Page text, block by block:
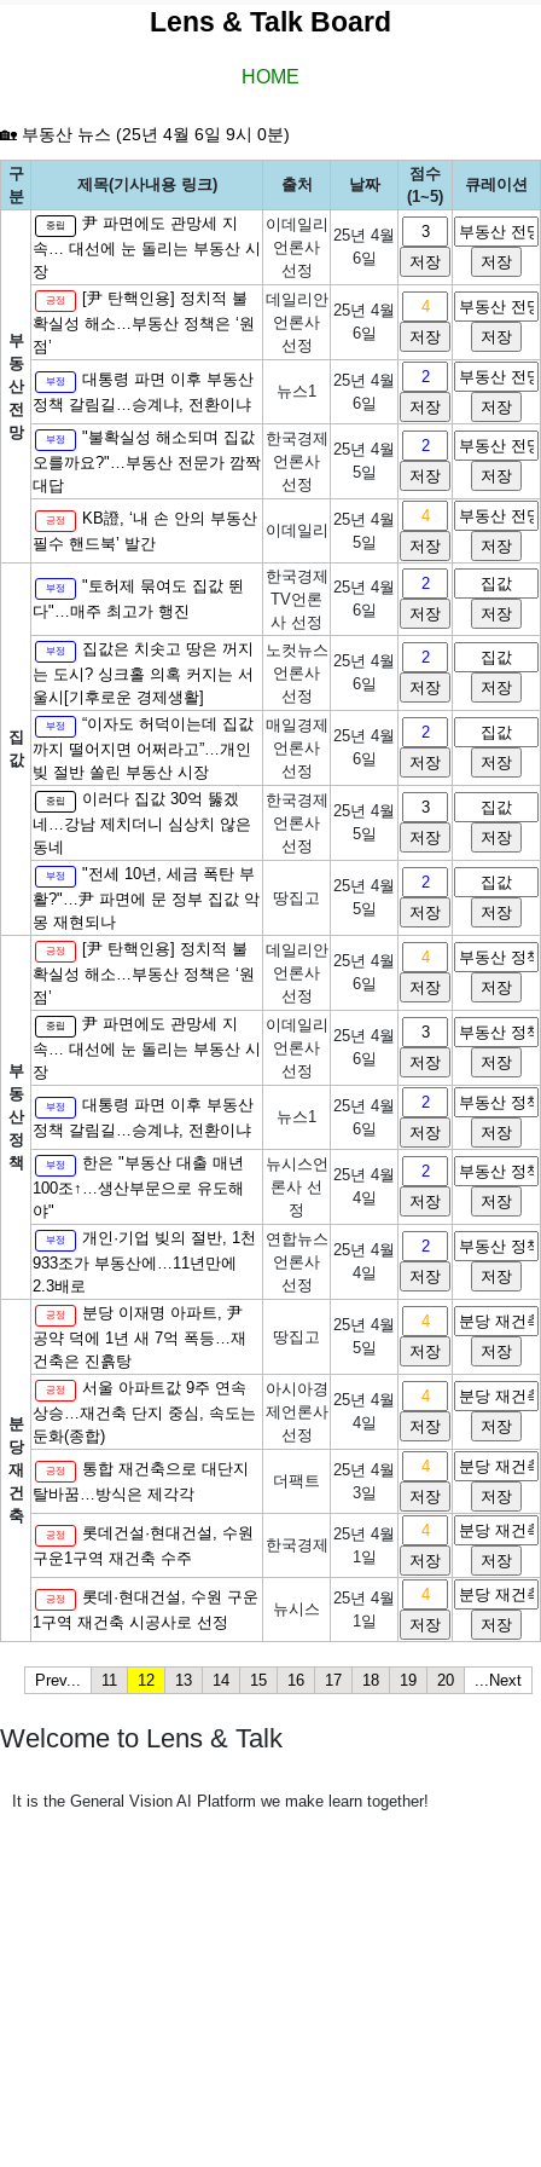
Lens & Talk Board
HOME
🏡 부동산 뉴스 (25년 4월 6일 9시 0분)
구
분
제목(기사내용 링크) 출처 날짜
점수
(1~5)
큐레이션
부
동
산
전
망
중립
尹 파면에도 관망세 지
속… 대선에 눈 돌리는 부동산 시
장
이데일리
언론사
선정
25년 4월
6일
긍정
[尹 탄핵인용] 정치적 불
확실성 해소…부동산 정책은 ‘원
점’
데일리안
언론사
선정
25년 4월
6일
부정
대통령 파면 이후 부동산
정책 갈림길…승계냐, 전환이냐
뉴스1
25년 4월
6일
부정
"불확실성 해소되며 집값
오를까요?"…부동산 전문가 깜짝
대답
한국경제
언론사
선정
25년 4월
5일
긍정
KB證, ‘내 손 안의 부동산
필수 핸드북’ 발간
이데일리
25년 4월
5일
집
값
부정
"토허제 묶여도 집값 뛴
다"…매주 최고가 행진
한국경제
TV언론
사 선정
25년 4월
6일
부정
집값은 치솟고 땅은 꺼지
는 도시? 싱크홀 의혹 커지는 서
울시[기후로운 경제생활]
노컷뉴스
언론사
선정
25년 4월
6일
부정
“이자도 허덕이는데 집값
까지 떨어지면 어쩌라고”…개인
빚 절반 쏠린 부동산 시장
매일경제
언론사
선정
25년 4월
6일
중립
이러다 집값 30억 뚫겠
네…강남 제치더니 심상치 않은
동네
한국경제
언론사
선정
25년 4월
5일
부정
"전세 10년, 세금 폭탄 부
활?"…尹 파면에 문 정부 집값 악
몽 재현되나
땅집고
25년 4월
5일
부
동
산
정
책
긍정
[尹 탄핵인용] 정치적 불
확실성 해소…부동산 정책은 ‘원
점’
데일리안
언론사
선정
25년 4월
6일
중립
尹 파면에도 관망세 지
속… 대선에 눈 돌리는 부동산 시
장
이데일리
언론사
선정
25년 4월
6일
부정
대통령 파면 이후 부동산
정책 갈림길…승계냐, 전환이냐
뉴스1
25년 4월
6일
부정
한은 "부동산 대출 매년
100조↑…생산부문으로 유도해
야"
뉴시스언
론사 선
정
25년 4월
4일
부정
개인·기업 빚의 절반, 1천
933조가 부동산에…11년만에
2.3배로
연합뉴스
언론사
선정
25년 4월
4일
분
당
재
건
축
긍정
분당 이재명 아파트, 尹
공약 덕에 1년 새 7억 폭등…재
건축은 진흙탕
땅집고
25년 4월
5일
긍정
서울 아파트값 9주 연속
상승…재건축 단지 중심, 속도는
둔화(종합)
아시아경
제언론사
선정
25년 4월
4일
긍정
통합 재건축으로 대단지
탈바꿈…방식은 제각각
더팩트
25년 4월
3일
긍정
롯데건설·현대건설, 수원
구운1구역 재건축 수주
한국경제
25년 4월
1일
긍정
롯데·현대건설, 수원 구운
1구역 재건축 시공사로 선정
뉴시스
25년 4월
1일
Prev... 11 12 13 14 15 16 17 18 19 20 ...Next
Welcome to Lens & Talk
It is the General Vision AI Platform we make learn together!